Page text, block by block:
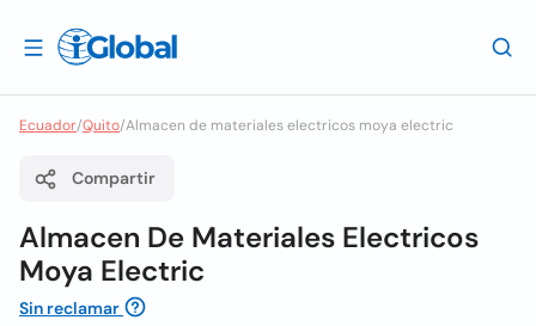
Ecuador/Quito/Almacen de materiales electricos moya electric
Compartir
Almacen De Materiales Electricos
Moya Electric
Sin reclamar